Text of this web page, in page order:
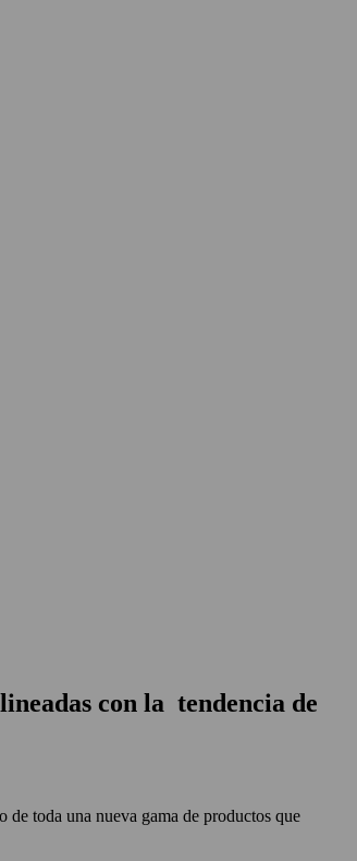
con la tendencia de
de toda una nueva gama de productos que